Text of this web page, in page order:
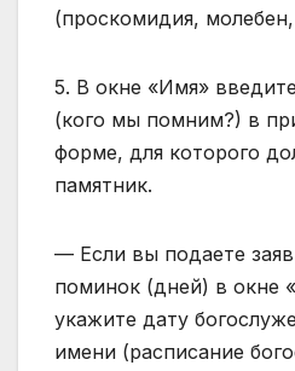
(проскомидия,
5. В окне «Имя»
(кого мы помним?) в
форме, для которого
памятник.
— Если вы подаете
поминок (дней) в окне
укажите дату
имени (расписание